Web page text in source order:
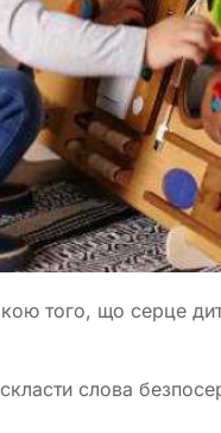
того, що серце
слова